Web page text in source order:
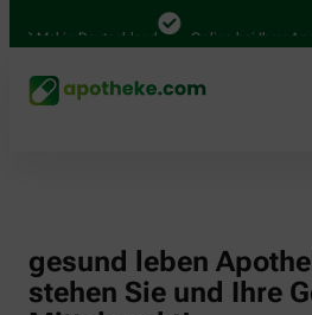
Mal in Deutschland Online bei Ihrer
gesund leben
stehen Sie und Ihre